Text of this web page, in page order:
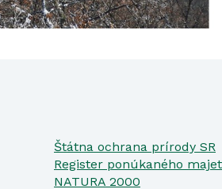
Štátna ochrana prírody SR
Register ponúkaného
NATURA 2000